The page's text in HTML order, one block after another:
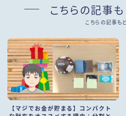
こちらの記事も
こちらの記事も
【マジでお金が貯まる】コンパクト